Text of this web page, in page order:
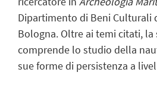
Dipartimento di Beni Culturali
Bologna. Oltre ai temi citati, la
comprende lo studio della
sue forme di persistenza a